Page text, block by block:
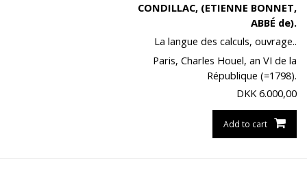
CONDILLAC, (ETIENNE BONNET,
ABBÉ de).
La langue des calculs, ouvrage..
Paris, Charles Houel, an VI de la
République (=1798).
DKK 6.000,00
Add to cart